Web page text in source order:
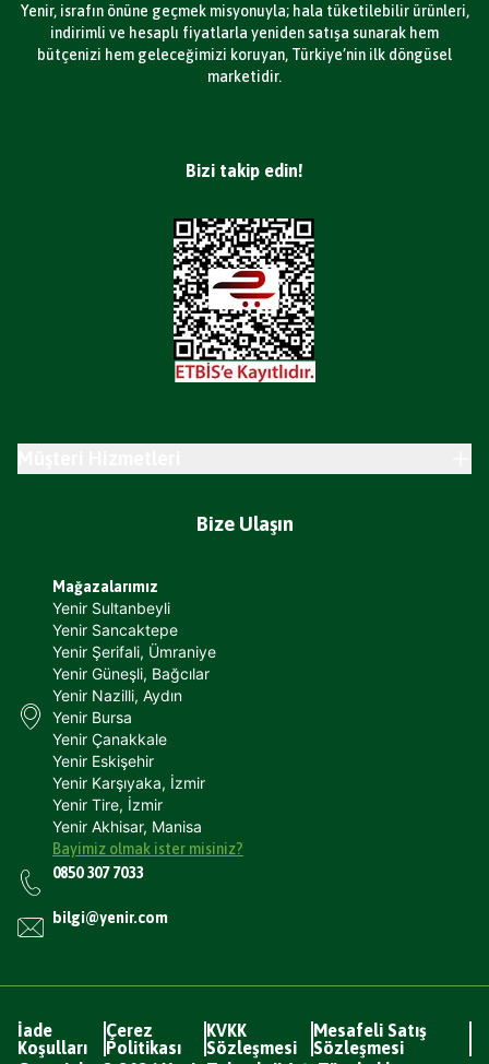
Yenir, israfın önüne geçmek misyonuyla; hala tüketilebilir ürünleri,
indirimli ve hesaplı fiyatlarla yeniden satışa sunarak hem
bütçenizi hem geleceğimizi koruyan, Türkiye’nin ilk döngüsel
marketidir.
Bizi takip edin!
Bize Ulaşın
Mağazalarımız
Yenir Sultanbeyli
Yenir Sancaktepe
Yenir Şerifali, Ümraniye
Yenir Güneşli, Bağcılar
Yenir Nazilli, Aydın
Yenir Bursa
Yenir Çanakkale
Yenir Eskişehir
Yenir Karşıyaka, İzmir
Yenir Tire, İzmir
Yenir Akhisar, Manisa
Bayimiz olmak ister misiniz?
0850 307 7033
bilgi@yenir.com
İade
Koşulları
Çerez
Politikası
KVKK
Sözleşmesi
Mesafeli Satış
Sözleşmesi